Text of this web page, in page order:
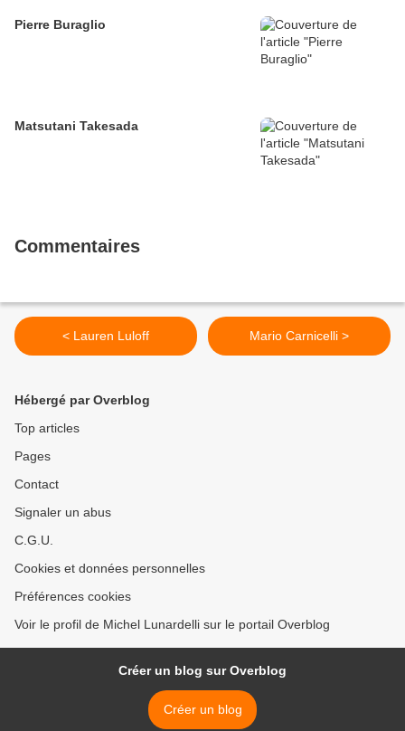
Pierre Buraglio
Matsutani Takesada
Commentaires
< Lauren Luloff Mario Carnicelli >
Hébergé par Overblog
Top articles
Pages
Contact
Signaler un abus
C.G.U.
Cookies et données personnelles
Préférences cookies
Voir le profil de Michel Lunardelli sur le portail Overblog
Créer un blog sur Overblog
Créer un blog